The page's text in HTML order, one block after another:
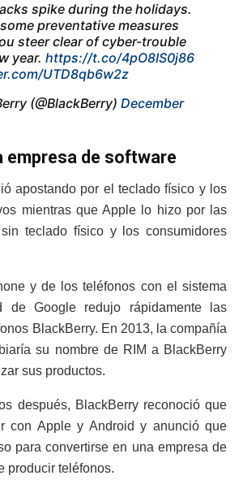
spike during the holidays.
preventative measures
steer clear of cyber-trouble
year. https://t.co/4pO8IS0j86
UTD8qb6w2z
(@BlackBerry) December
empresa de software
apostando por el teclado físico y los
mientras que Apple lo hizo por las
teclado físico y los consumidores
y de los teléfonos con el sistema
de Google redujo rápidamente las
BlackBerry. En 2013, la compañía
su nombre de RIM a BlackBerry
sus productos.
después, BlackBerry reconoció que
con Apple y Android y anunció que
para convertirse en una empresa de
producir teléfonos.